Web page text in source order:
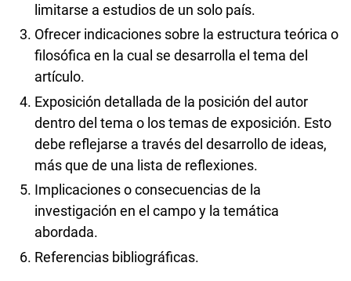
limitarse a estudios de un solo país.
Ofrecer indicaciones sobre la estructura teórica o
filosófica en la cual se desarrolla el tema del
artículo.
Exposición detallada de la posición del autor
dentro del tema o los temas de exposición. Esto
debe reflejarse a través del desarrollo de ideas,
más que de una lista de reflexiones.
Implicaciones o consecuencias de la
investigación en el campo y la temática
abordada.
Referencias bibliográficas.